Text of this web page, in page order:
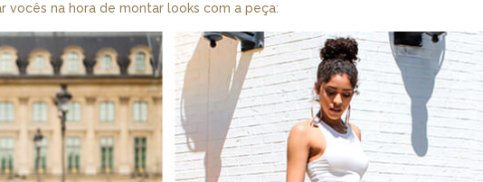
vocês na hora de montar looks com a peça: